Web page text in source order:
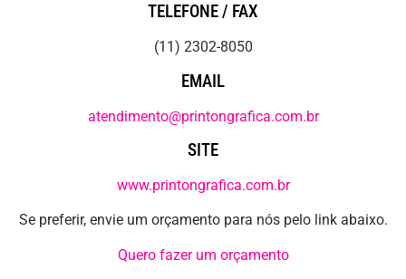
TELEFONE / FAX
(11) 2302-8050
EMAIL
atendimento@printongrafica.com.br
SITE
www.printongrafica.com.br
Se preferir, envie um orçamento para nós pelo link abaixo.
Quero fazer um orçamento